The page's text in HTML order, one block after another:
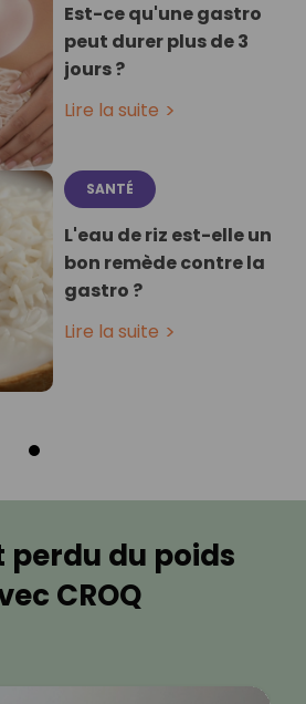
Est-ce qu'une gastro
peut durer plus de 3
jours ?
Lire la suite
SANTÉ
L'eau de riz est-elle un
bon remède contre la
gastro ?
Lire la suite
perdu du poids
CROQ